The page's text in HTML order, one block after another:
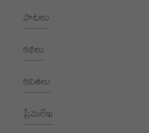
పాటలు
కథలు
కవితలు
ప్రేమలేఖ
+91 9989928562
hello@aksharayan.com
1002, Royal Pavilion, A Block,